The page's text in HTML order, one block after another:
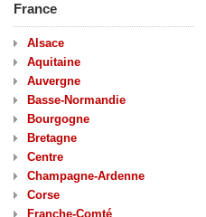
France
Alsace
Aquitaine
Auvergne
Basse-Normandie
Bourgogne
Bretagne
Centre
Champagne-Ardenne
Corse
Franche-Comté